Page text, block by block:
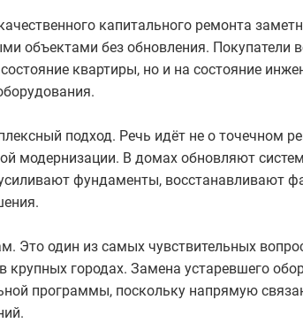
капитального ремонта
объектами без обновления. Покупатели
квартиры, но и на состояние
подход. Речь идёт не о точечном
модернизации. В домах обновляют
фундаменты, восстанавливают
Это один из самых чувствительных
крупных городах. Замена устаревшего
программы, поскольку напрямую